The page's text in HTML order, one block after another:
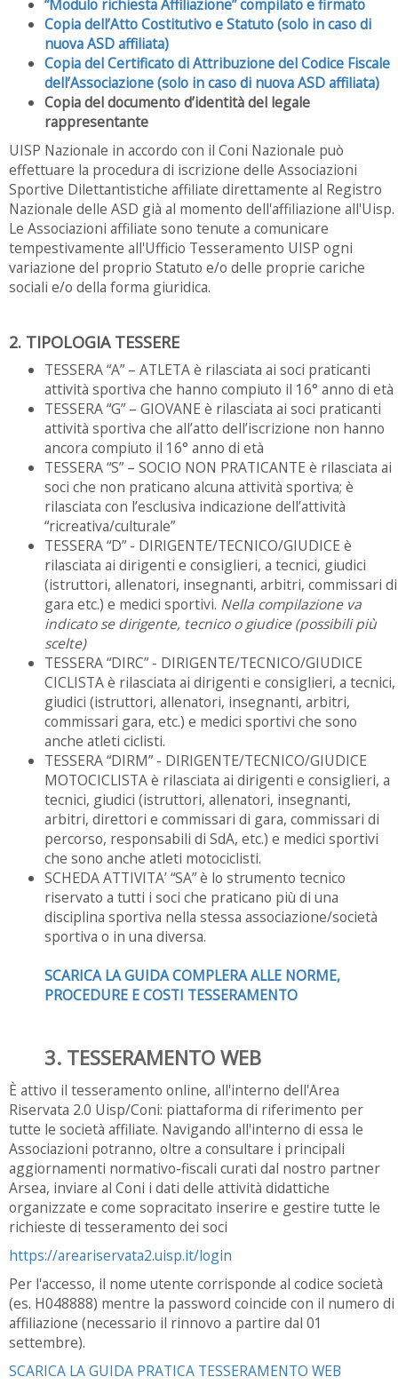
“Modulo richiesta Affiliazione” compilato e firmato
Copia dell’Atto Costitutivo e Statuto (solo in caso di
nuova ASD affiliata)
Copia del Certificato di Attribuzione del Codice Fiscale
dell’Associazione (solo in caso di nuova ASD affiliata)
Copia del documento d’identità del legale
rappresentante
UISP Nazionale in accordo con il Coni Nazionale può
effettuare la procedura di iscrizione delle Associazioni
Sportive Dilettantistiche affiliate direttamente al Registro
Nazionale delle ASD già al momento dell'affiliazione all'Uisp.
Le Associazioni affiliate sono tenute a comunicare
tempestivamente all'Ufficio Tesseramento UISP ogni
variazione del proprio Statuto e/o delle proprie cariche
sociali e/o della forma giuridica.
2. TIPOLOGIA TESSERE
TESSERA “A” – ATLETA è rilasciata ai soci praticanti
attività sportiva che hanno compiuto il 16° anno di età
TESSERA “G” – GIOVANE è rilasciata ai soci praticanti
attività sportiva che all’atto dell’iscrizione non hanno
ancora compiuto il 16° anno di età
TESSERA “S” – SOCIO NON PRATICANTE è rilasciata ai
soci che non praticano alcuna attività sportiva; è
rilasciata con l’esclusiva indicazione dell’attività
“ricreativa/culturale”
TESSERA “D” - DIRIGENTE/TECNICO/GIUDICE è
rilasciata ai dirigenti e consiglieri, a tecnici, giudici
(istruttori, allenatori, insegnanti, arbitri, commissari di
gara etc.) e medici sportivi. Nella compilazione va
indicato se dirigente, tecnico o giudice (possibili più
scelte)
TESSERA “DIRC” - DIRIGENTE/TECNICO/GIUDICE
CICLISTA è rilasciata ai dirigenti e consiglieri, a tecnici,
giudici (istruttori, allenatori, insegnanti, arbitri,
commissari gara, etc.) e medici sportivi che sono
anche atleti ciclisti.
TESSERA “DIRM” - DIRIGENTE/TECNICO/GIUDICE
MOTOCICLISTA è rilasciata ai dirigenti e consiglieri, a
tecnici, giudici (istruttori, allenatori, insegnanti,
arbitri, direttori e commissari di gara, commissari di
percorso, responsabili di SdA, etc.) e medici sportivi
che sono anche atleti motociclisti.
SCHEDA ATTIVITA’ “SA” è lo strumento tecnico
riservato a tutti i soci che praticano più di una
disciplina sportiva nella stessa associazione/società
sportiva o in una diversa.
SCARICA LA GUIDA COMPLERA ALLE NORME,
PROCEDURE E COSTI TESSERAMENTO
3. TESSERAMENTO WEB
È attivo il tesseramento online, all'interno dell'Area
Riservata 2.0 Uisp/Coni: piattaforma di riferimento per
tutte le società affiliate. Navigando all'interno di essa le
Associazioni potranno, oltre a consultare i principali
aggiornamenti normativo-fiscali curati dal nostro partner
Arsea, inviare al Coni i dati delle attività didattiche
organizzate e come sopracitato inserire e gestire tutte le
richieste di tesseramento dei soci
https://areariservata2.uisp.it/login
Per l'accesso, il nome utente corrisponde al codice società
(es. H048888) mentre la password coincide con il numero di
affiliazione (necessario il rinnovo a partire dal 01
settembre).
SCARICA LA GUIDA PRATICA TESSERAMENTO WEB